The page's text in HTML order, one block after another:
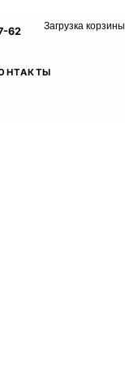
62 Загрузка корзины